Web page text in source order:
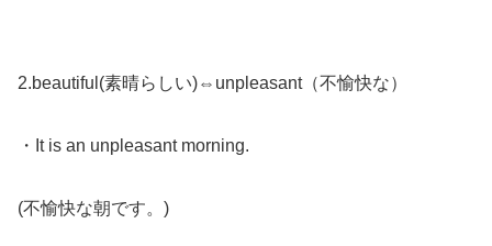
2.beautiful(素晴らしい)⇔unpleasant（不愉快な）
・It is an unpleasant morning.
(不愉快な朝です。)